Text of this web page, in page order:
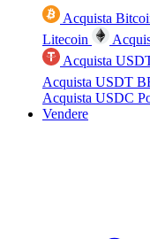
Acquista
Litecoin
Acquista
Acquista USDT
Acquista USDC
Vendere